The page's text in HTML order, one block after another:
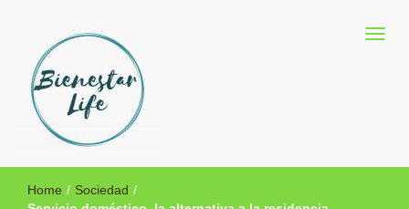
Bienestar Life
Home / Sociedad /